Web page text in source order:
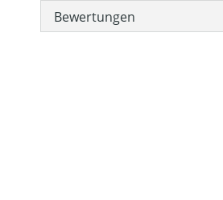
Bewertungen